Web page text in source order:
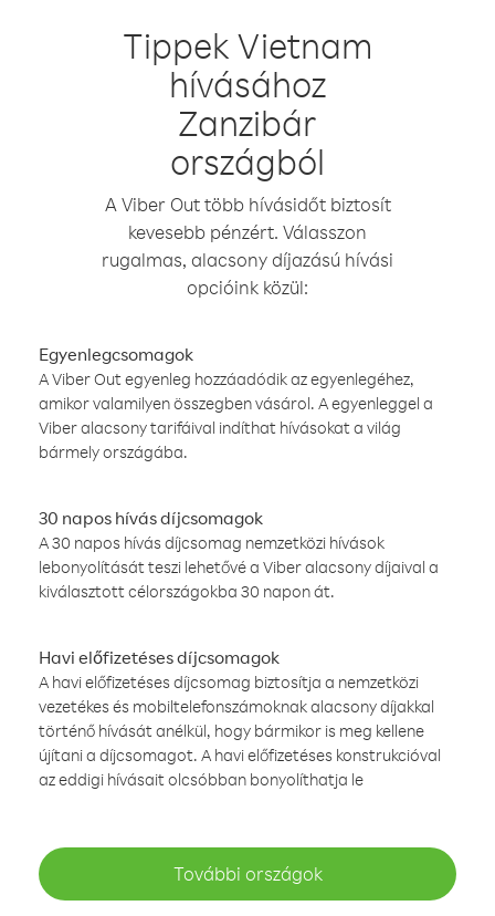
Tippek Vietnam
hívásához
Zanzibár
országból
A Viber Out több hívásidőt biztosít
kevesebb pénzért. Válasszon
rugalmas, alacsony díjazású hívási
opcióink közül:
Egyenlegcsomagok
A Viber Out egyenleg hozzáadódik az egyenlegéhez,
amikor valamilyen összegben vásárol. A egyenleggel a
Viber alacsony tarifáival indíthat hívásokat a világ
bármely országába.
30 napos hívás díjcsomagok
A 30 napos hívás díjcsomag nemzetközi hívások
lebonyolítását teszi lehetővé a Viber alacsony díjaival a
kiválasztott célországokba 30 napon át.
Havi előfizetéses díjcsomagok
A havi előfizetéses díjcsomag biztosítja a nemzetközi
vezetékes és mobiltelefonszámoknak alacsony díjakkal
történő hívását anélkül, hogy bármikor is meg kellene
újítani a díjcsomagot. A havi előfizetéses konstrukcióval
az eddigi hívásait olcsóbban bonyolíthatja le
További országok